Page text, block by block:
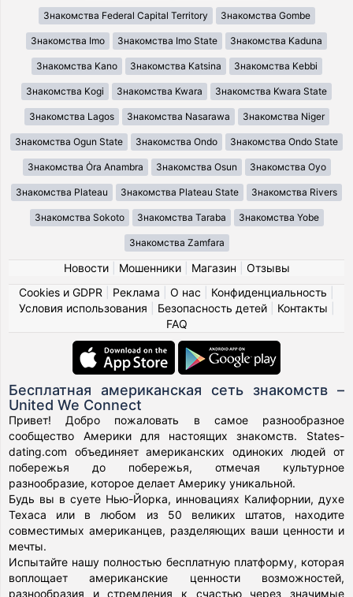
Знакомства Federal Capital Territory Знакомства Gombe
Знакомства Imo Знакомства Imo State Знакомства Kaduna
Знакомства Kano Знакомства Katsina Знакомства Kebbi
Знакомства Kogi Знакомства Kwara Знакомства Kwara State
Знакомства Lagos Знакомства Nasarawa Знакомства Niger
Знакомства Ogun State Знакомства Ondo Знакомства Ondo State
Знакомства Ȯra Anambra Знакомства Osun Знакомства Oyo
Знакомства Plateau Знакомства Plateau State Знакомства Rivers
Знакомства Sokoto Знакомства Taraba Знакомства Yobe
Знакомства Zamfara
Новости| Мошенники| Магазин
Отзывы
Cookies и GDPR
Реклама О нас Конфиденциальность
Условия использования
Безопасность детей| Контакты
FAQ
Бесплатная американская сеть знакомств –
United We Connect
Привет! Добро пожаловать в самое разнообразное
сообщество Америки для настоящих знакомств. States-
dating.com объединяет американских одиноких людей от
побережья до побережья, отмечая культурное
разнообразие, которое делает Америку уникальной.
Будь вы в суете Нью-Йорка, инновациях Калифорнии, духе
Техаса или в любом из 50 великих штатов, находите
совместимых американцев, разделяющих ваши ценности и
мечты.
Испытайте нашу полностью бесплатную платформу, которая
воплощает американские ценности возможностей,
разнообразия и стремления к счастью через значимые